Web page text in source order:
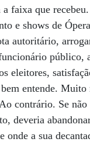
faixa que
e shows de
autoritário,
público,
eleitores,
entende. Muito
contrário. Se não
deveria
a sua